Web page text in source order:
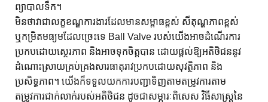
ព្យាបាលទឹក។
មិនថាវាជាលក្ខខណ្ឌការងារដែលមានសម្ពាធខ្ពស់ សីតុណ្ហភាពខ្ពស់
ឬកម្រិតមធ្យមដែលច្រេះទេ Ball Valve របស់យើងអាចដំណើរការ
ប្រកបដោយស្ថេរភាព និងអាចទុកចិត្តបាន ដោយផ្តល់ឱ្យអតិថិជននូវ
ដំណោះស្រាយគ្រប់គ្រងសារធាតុរាវប្រកបដោយសុវត្ថិភាព និង
ប្រសិទ្ធភាព។ យើងក៏ទទួលយកការបញ្ជាទិញតាមតម្រូវការតាម
តម្រូវការជាក់លាក់របស់អតិថិជន ដូចជាសម្ភារៈពិសេស វិធីសាស្រ្តនៃ